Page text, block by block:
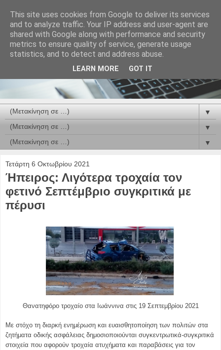
▼
▼
▼
Τετάρτη 6 Οκτωβρίου 2021
Ήπειρος: Λιγότερα τροχαία τον
φετινό Σεπτέμβριο συγκριτικά με
πέρυσι
Θανατηφόρο τροχαίο στα Ιωάννινα στις 19 Σεπτεμβρίου 2021
Με στόχο τη διαρκή ενημέρωση και ευαισθητοποίηση των πολιτών στα
ζητήματα οδικής ασφάλειας δημοσιοποιούνται συγκεντρωτικά-συγκριτικά
στοιχεία που αφορούν τροχαία ατυχήματα και παραβάσεις για τον
This site uses cookies from Google to deliver its services
and to analyze traffic. Your IP address and user-agent are
shared with Google along with performance and security
metrics to ensure quality of service, generate usage
statistics, and to detect and address abuse.
LEARN MORE GOT IT